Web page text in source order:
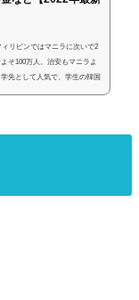
リピンではマニラに次いで2
そ100万人。治安もマニラよ
先として人気で、学生の韓国